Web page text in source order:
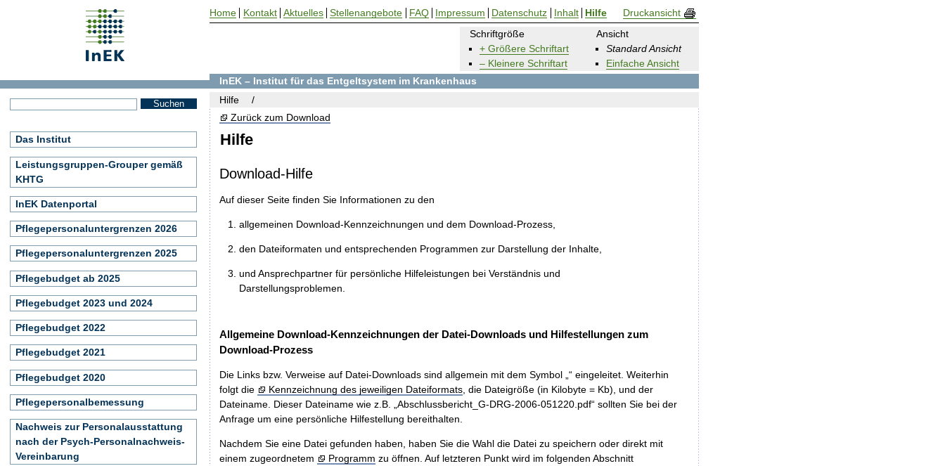
Hilfe
Schriftgröße
+ Größere Schriftart
– Kleinere Schriftart
Ansicht
Standard Ansicht
Einfache Ansicht
Zurück zum Download
Download-Hilfe
Auf dieser Seite finden Sie Informationen zu den
allgemeinen Download-Kennzeichnungen und dem Download-Prozess,
den Dateiformaten und entsprechenden Programmen zur Darstellung der Inhalte,
und Ansprechpartner für persönliche Hilfeleistungen bei Verständnis und
Darstellungsproblemen.
Allgemeine Download-Kennzeichnungen der Datei-Downloads und Hilfestellungen zum
Download-Prozess
Die Links bzw. Verweise auf Datei-Downloads sind allgemein mit dem Symbol „“ eingeleitet. Weiterhin
folgt die
Kennzeichnung des jeweiligen Dateiformats, die Dateigröße (in Kilobyte = Kb), und der
Dateiname. Dieser Dateiname wie z.B. „Abschlussbericht_G-DRG-2006-051220.pdf“ sollten Sie bei der
Anfrage um eine persönliche Hilfestellung bereithalten.
Nachdem Sie eine Datei gefunden haben, haben Sie die Wahl die Datei zu speichern oder direkt mit
einem zugeordnetem
Programm zu öffnen. Auf letzteren Punkt wird im folgenden Abschnitt
InEK – Institut für das Entgeltsystem im Krankenhaus
Hilfe
Das Institut
Leistungsgruppen-Grouper gemäß
KHTG
InEK Datenportal
Pflegepersonaluntergrenzen 2026
Pflegepersonaluntergrenzen 2025
Pflegebudget ab 2025
Pflegebudget 2023 und 2024
Pflegebudget 2022
Pflegebudget 2021
Pflegebudget 2020
Pflegepersonalbemessung
Nachweis zur Personalausstattung
nach der Psych-Personalnachweis-
Vereinbarung
Home Kontakt Aktuelles Stellenangebote FAQ Impressum Datenschutz Inhalt Hilfe Druckansicht